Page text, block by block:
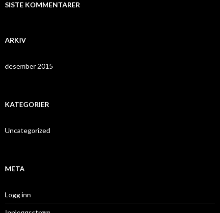
SISTE KOMMENTARER
ARKIV
desember 2015
KATEGORIER
Uncategorized
META
Logg inn